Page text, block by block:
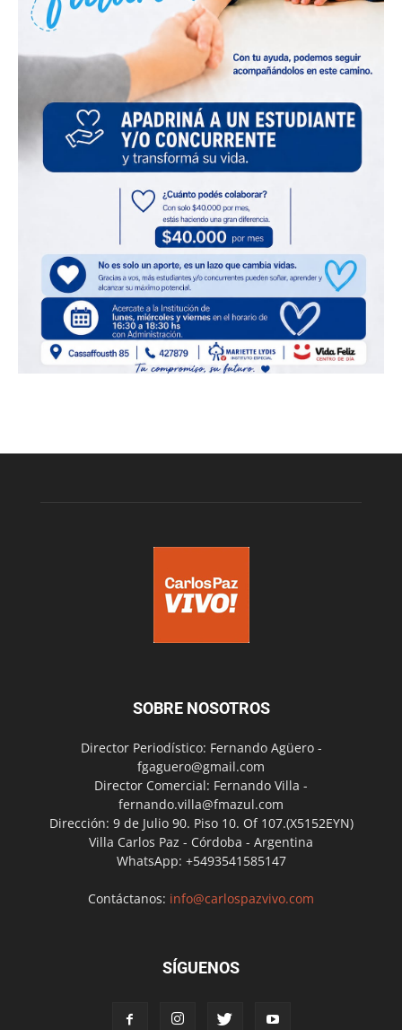
SOBRE NOSOTROS
Director Periodístico: Fernando Agüero -
fgaguero@gmail.com
Director Comercial: Fernando Villa -
fernando.villa@fmazul.com
Dirección: 9 de Julio 90. Piso 10. Of 107.(X5152EYN)
Villa Carlos Paz - Córdoba - Argentina
WhatsApp: +5493541585147
Contáctanos: info@carlospazvivo.com
SÍGUENOS